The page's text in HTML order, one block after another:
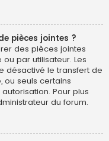
pièces jointes ?
des pièces jointes
par utilisateur. Les
désactivé le transfert de
ou seuls certains
Pour plus
du forum.